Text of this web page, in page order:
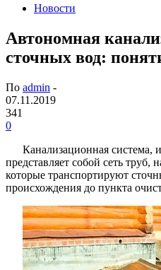
Новости
Автономная
сточных вод:
По admin -
07.11.2019
341
0
Канализационная система,
представляет собой сеть труб,
которые транспортируют
происхождения до пункта